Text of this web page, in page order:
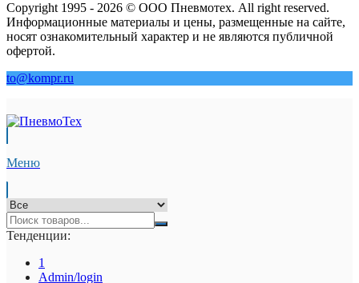
Copyright 1995 - 2026 © ООО Пневмотех. All right reserved.
Информационные материалы и цены, размещенные на сайте,
носят ознакомительный характер и не являются публичной
офертой.
to@kompr.ru
Меню
Тенденции:
1
Admin/login